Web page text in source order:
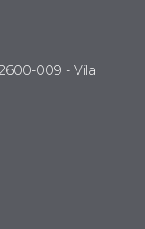
009 - Vila